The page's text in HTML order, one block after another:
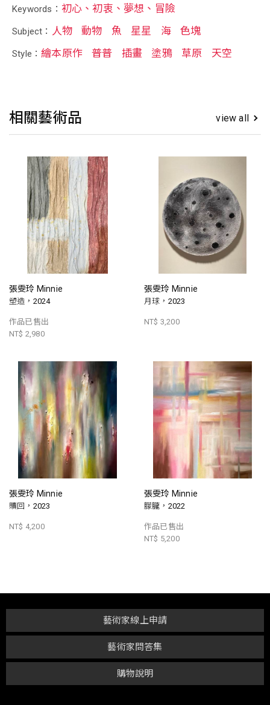
Keywords： 初心、初衷、夢想、冒險
Subject： 人物 動物 魚 星星 海 色塊
Style：繪本原作 普普 插畫 塗鴉 草原 天空
相關藝術品 view all
張雯玲 Minnie
塑造，2024
作品已售出
NT$ 2,980
張雯玲 Minnie
月球，2023
NT$ 3,200
張雯玲 Minnie
贖回，2023
NT$ 4,200
張雯玲 Minnie
朦朧，2022
作品已售出
NT$ 5,200
購物說明
藝術家問答集
藝術家線上申請